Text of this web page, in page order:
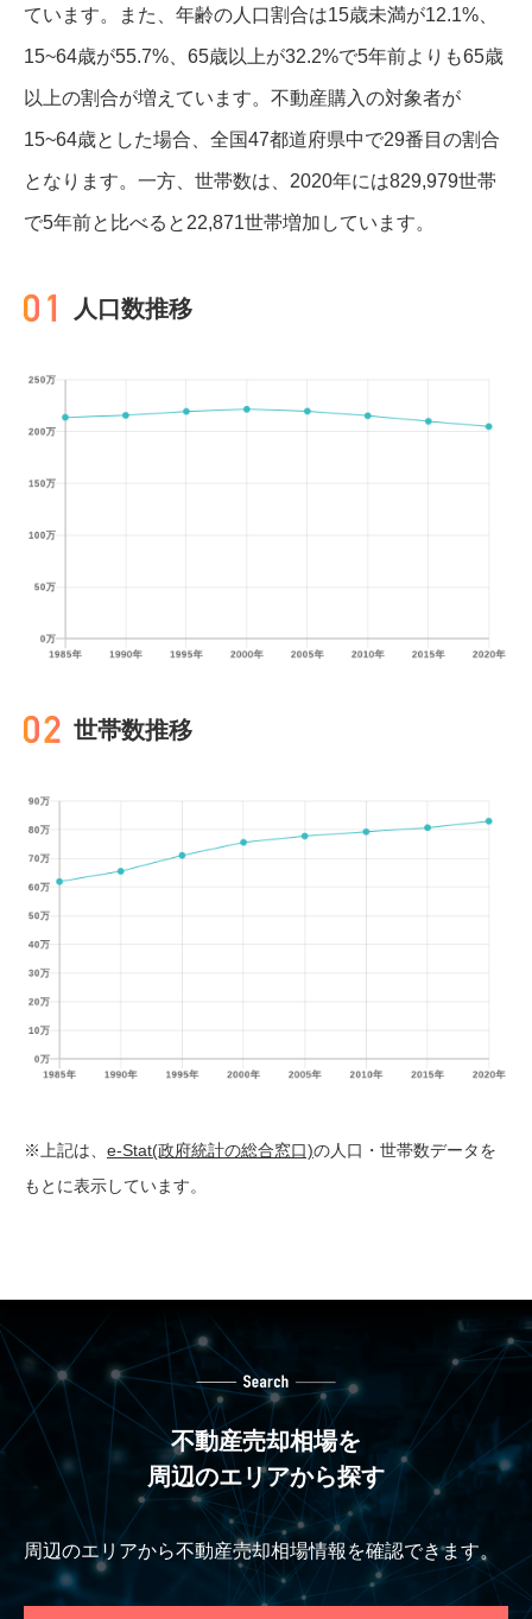
ています。また、年齢の人口割合は15歳未満が12.1%、
15~64歳が55.7%、65歳以上が32.2%で5年前よりも65歳
以上の割合が増えています。不動産購入の対象者が
15~64歳とした場合、全国47都道府県中で29番目の割合
となります。一方、世帯数は、2020年には829,979世帯
で5年前と比べると22,871世帯増加しています。
人口数推移
世帯数推移
※上記は、 e-Stat(政府統計の総合窓口)の人口・世帯数データを
もとに表示しています。
不動産売却相場を
周辺のエリアから探す
周辺のエリアから不動産売却相場情報を確認できます。